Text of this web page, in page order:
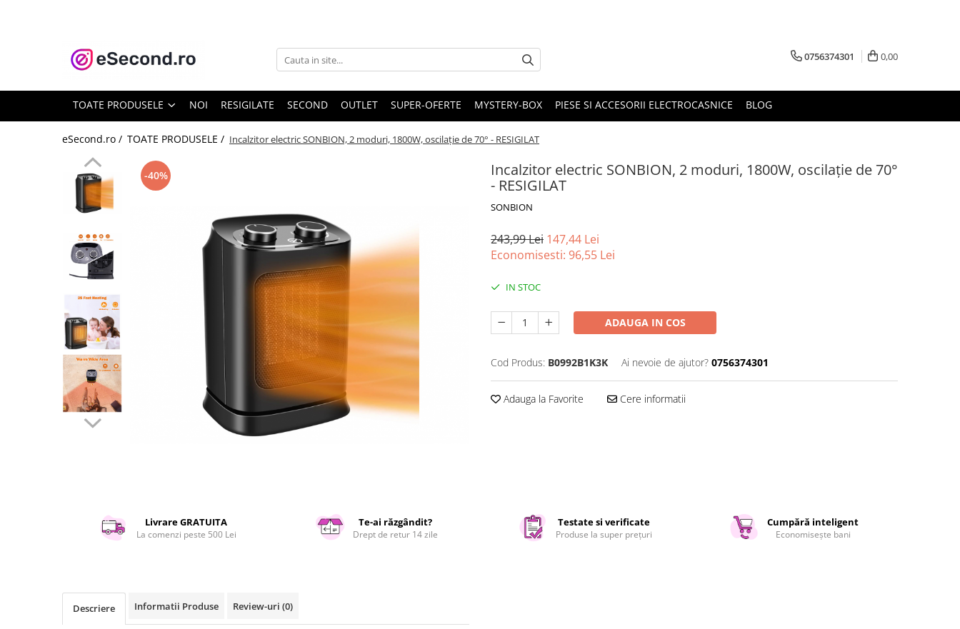
TOATE PRODUSELE
Accesorii Auto
Covorase auto
Echipamente pentru Atelier
Electronice Auto
Intretinere & Cosmetica auto
Trotinete electrice
Casa, Gradina & Bricolaj
Bucatarie & Servire
Curatenie si intretinere
Decoratiuni
Hobby-uri creative
Iluminat & Electrice
Organizare si depozitare
Silicon, spume si solutii tehnice
0756374301 0,00
TOATE PRODUSELE NOI RESIGILATE SECOND OUTLET SUPER-OFERTE MYSTERY-BOX PIESE SI ACCESORII ELECTROCASNICE BLOG
eSecond.ro / TOATE PRODUSELE / Incalzitor electric SONBION, 2 moduri, 1800W, oscilație de 70° - RESIGILAT
Incalzitor electric SONBION, 2 moduri, 1800W, oscilație de 70°
- RESIGILAT
SONBION
-40%
243,99 Lei 147,44 Lei
Economisesti: 96,55 Lei
IN STOC
ADAUGA IN COS
Cod Produs: B0992B1K3K Ai nevoie de ajutor? 0756374301
Adauga la Favorite Cere informatii
Livrare GRATUITA
La comenzi peste 500 Lei
Te-ai răzgândit?
Drept de retur 14 zile
Testate si verificate
Produse la super prețuri
Cumpără inteligent
Economisește bani
Descriere Informatii Produse Review-uri (0)